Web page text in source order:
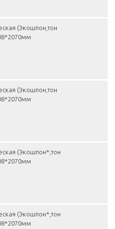
(Экошпон,тон
(Экошпон,тон
(Экошпон*,тон
(Экошпон*,тон